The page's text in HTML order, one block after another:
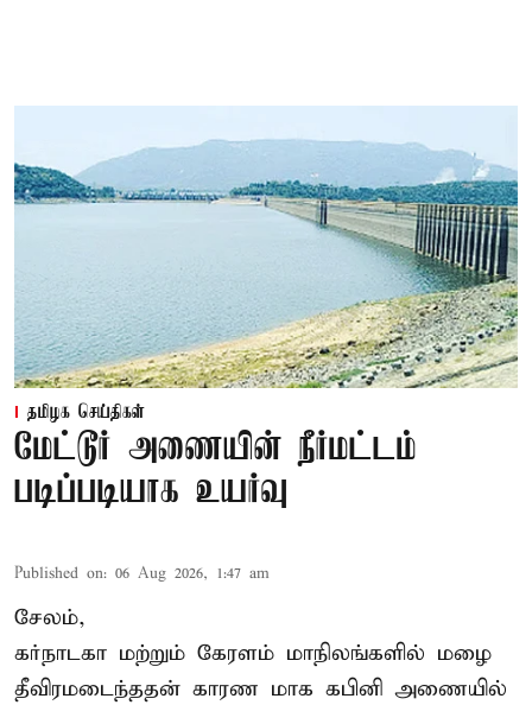
தமிழக செய்திகள்
மேட்டூர் அணையின் நீர்மட்டம்
படிப்படியாக உயர்வு
Published on: 06 Aug 2026, 1:47 am
சேலம்,
கர்நாடகா மற்றும் கேரளம் மாநிலங்களில் மழை
தீவிரமடைந்ததன் காரண மாக கபினி அணையில்